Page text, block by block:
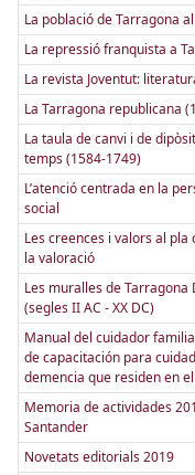
La població de Tarragona
La repressió franquista a
La revista Joventut:
La Tarragona republicana
La taula de canvi i de
temps (1584-1749)
L’atenció centrada en la
social
Les creences i valors al pla
la valoració
Les muralles de
(segles II AC - XX DC)
Manual del cuidador
de capacitación para
demencia que residen en
Memoria de actividades
Santander
Novetats editorials 2019